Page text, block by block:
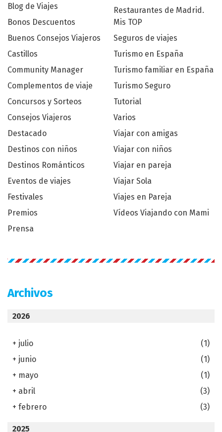
Blog de Viajes
Bonos Descuentos
Buenos Consejos Viajeros
Castillos
Community Manager
Complementos de viaje
Concursos y Sorteos
Consejos Viajeros
Destacado
Destinos con niños
Destinos Románticos
Eventos de viajes
Festivales
Premios
Prensa
Restaurantes de Madrid.
Mis TOP
Seguros de viajes
Turismo en España
Turismo familiar en España
Turismo Seguro
Tutorial
Varios
Viajar con amigas
Viajar con niños
Viajar en pareja
Viajar Sola
Viajes en Pareja
Vídeos Viajando con Mami
Archivos
2026
+ julio
(1)
+ junio
(1)
+ mayo
(1)
+ abril
(3)
+ febrero (3)
2025